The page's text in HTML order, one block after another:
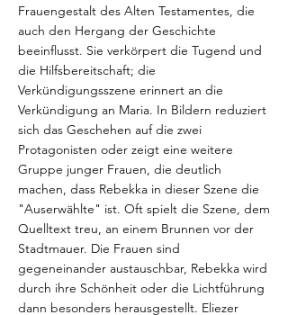
Frauengestalt des Alten Testamentes, die
auch den Hergang der Geschichte
beeinflusst. Sie verkörpert die Tugend und
die Hilfsbereitschaft; die
Verkündigungsszene erinnert an die
Verkündigung an Maria. In Bildern reduziert
sich das Geschehen auf die zwei
Protagonisten oder zeigt eine weitere
Gruppe junger Frauen, die deutlich
machen, dass Rebekka in dieser Szene die
"Auserwählte" ist. Oft spielt die Szene, dem
Quelltext treu, an einem Brunnen vor der
Stadtmauer. Die Frauen sind
gegeneinander austauschbar, Rebekka wird
durch ihre Schönheit oder die Lichtführung
dann besonders herausgestellt. Eliezer